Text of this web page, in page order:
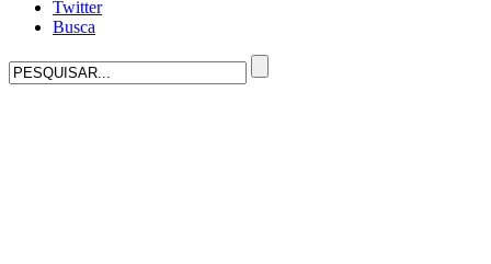
Twitter
Busca